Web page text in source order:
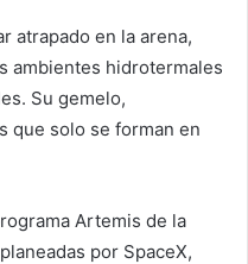
atrapado en la arena,
ambientes hidrotermales
Su gemelo,
que solo se forman en
Artemis de la
por SpaceX,